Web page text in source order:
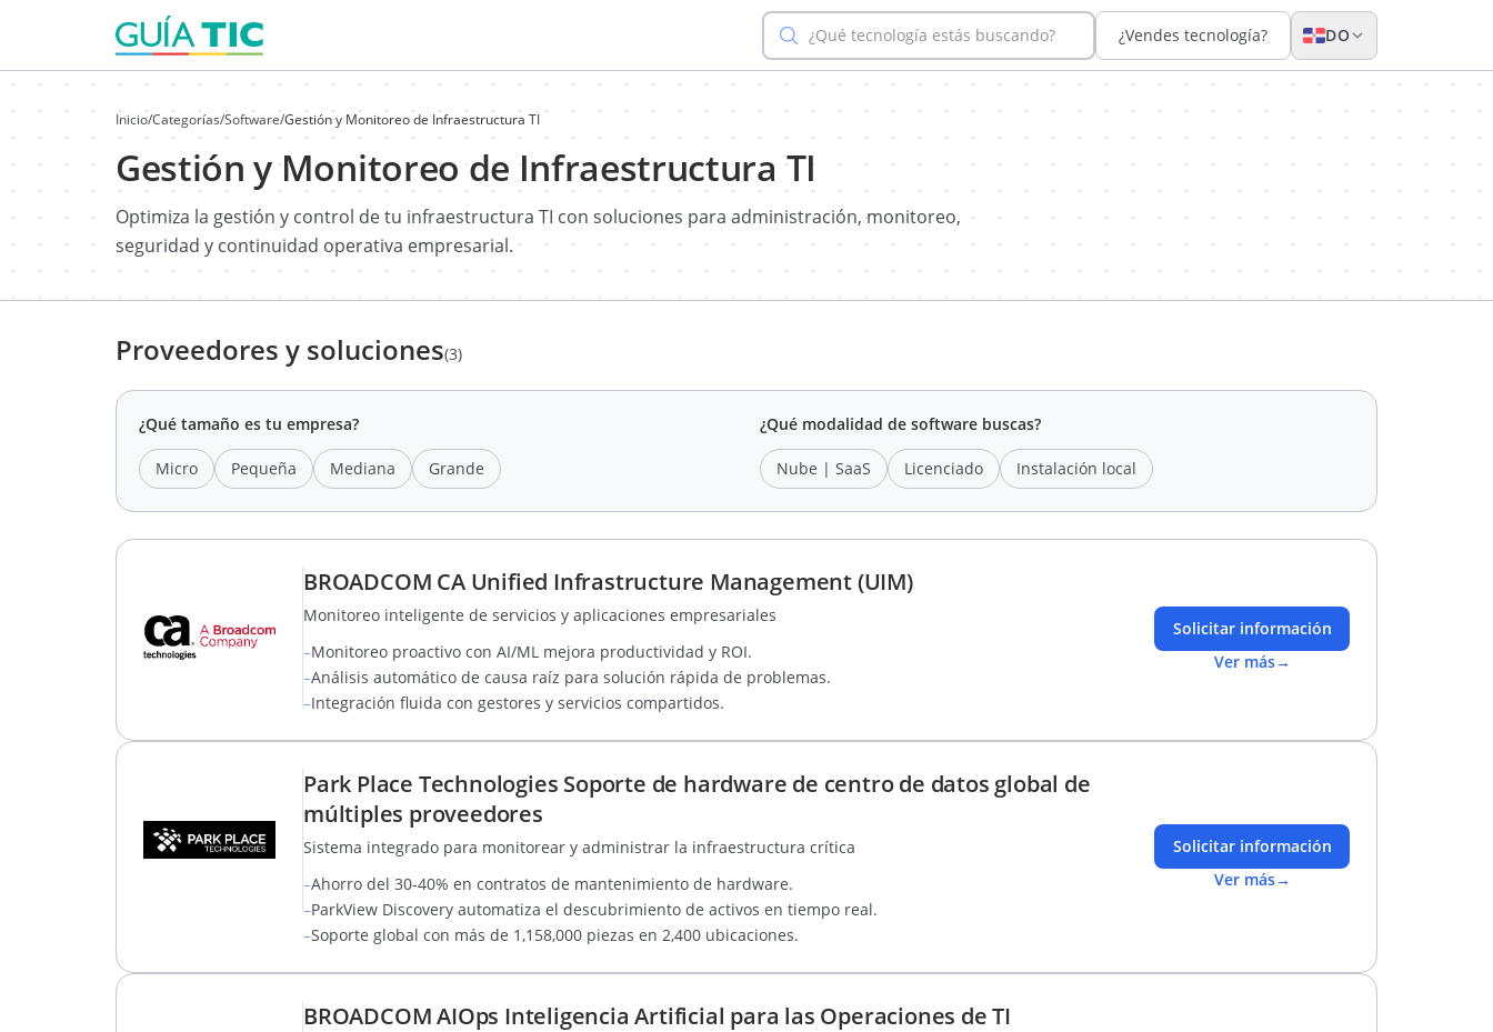
¿Qué tecnología estás buscando? ¿Vendes tecnología? DO
Inicio/Categorías/Software/Gestión y Monitoreo de Infraestructura TI
Gestión y Monitoreo de Infraestructura TI
Optimiza la gestión y control de tu infraestructura TI con soluciones para administración, monitoreo,
seguridad y continuidad operativa empresarial.
Proveedores y soluciones(3)
¿Qué tamaño es tu empresa?
Micro Pequeña Mediana Grande
¿Qué modalidad de software buscas?
Nube | SaaS Licenciado Instalación local
BROADCOM CA Unified Infrastructure Management (UIM)
Monitoreo inteligente de servicios y aplicaciones empresariales
–Monitoreo proactivo con AI/ML mejora productividad y ROI.
–Análisis automático de causa raíz para solución rápida de problemas.
–Integración fluida con gestores y servicios compartidos.
Solicitar información
Ver más→
Park Place Technologies Soporte de hardware de centro de datos global de
múltiples proveedores
Sistema integrado para monitorear y administrar la infraestructura crítica
–Ahorro del 30-40% en contratos de mantenimiento de hardware.
–ParkView Discovery automatiza el descubrimiento de activos en tiempo real.
–Soporte global con más de 1,158,000 piezas en 2,400 ubicaciones.
Solicitar información
Ver más→
BROADCOM AIOps Inteligencia Artificial para las Operaciones de TI